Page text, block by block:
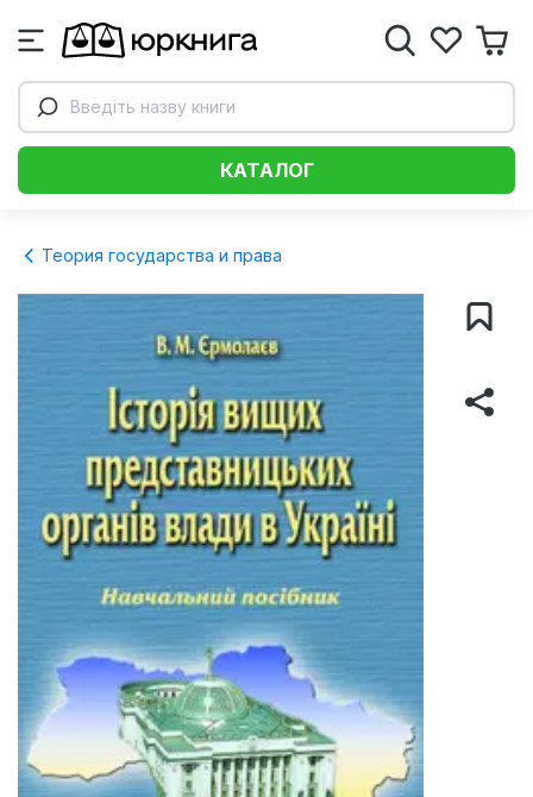
Введіть назву книги
КАТАЛОГ
Теория государства и права